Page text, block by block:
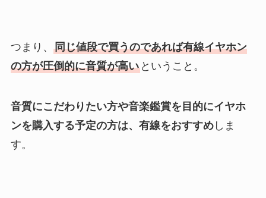
つまり、 同じ値段で買うのであれば有線イヤホン
の方が圧倒的に音質が高いということ。
音質にこだわりたい方や音楽鑑賞を目的にイヤホ
ンを購入する予定の方は、有線をおすすめしま
す。